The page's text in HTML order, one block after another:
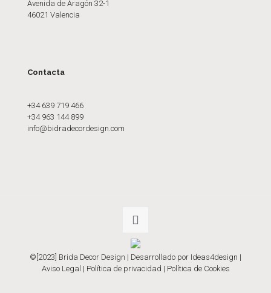
Avenida de Aragón 32-1
46021 Valencia
Contacta
+34 639 719 466
+34 963 144 899
info@bidradecordesign.com
©[2023] Brida Decor Design | Desarrollado por Ideas4design |
Aviso Legal | Política de privacidad | Política de Cookies